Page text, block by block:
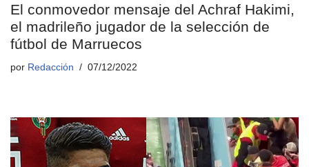
El conmovedor mensaje del Achraf Hakimi,
el madrileño jugador de la selección de
fútbol de Marruecos
por Redacción 07/12/2022